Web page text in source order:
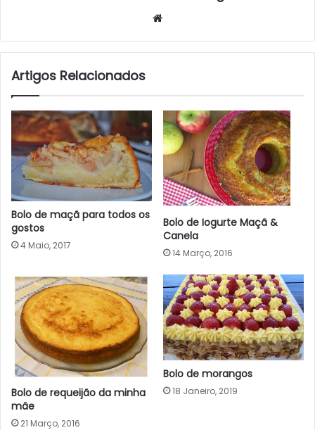
Artigos Relacionados
Bolo de maçã para todos os
gostos
4 Maio, 2017
Bolo de Iogurte Maçã &
Canela
14 Março, 2016
Bolo de requeijão da minha
mãe
21 Março, 2016
Bolo de morangos
18 Janeiro, 2019